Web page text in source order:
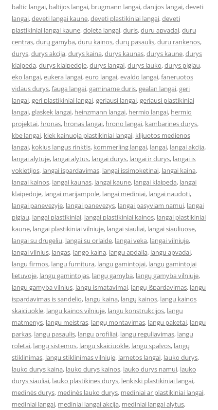
baltic langai, baltijos langai, brugmann langai,danijos langai,deveti
langai,deveti langai kaune,deveti plastikiniai langai,deveti
plastikiniai langai kaune,doleta langai,duris,duru apvadai,duru
centras,durų gamyba,duru kainos,durų pasaulis,duru rankenos,
durys,durys akcija,durys kaina,durys kaunas,durys kaune,durys
klaipeda,durys klaipedoje,durys langai,durys lauko,durys pigiau,
eko langai,eukera langai,euro langai,evaldo langai,faneruotos
vidaus durys,fauga langai,gaminame duris,gealan langai,geri
langai,geri plastikiniai langai,geriausi langai,geriausi plastikiniai
langai,glaskek langai, heinzmann langai, hermio langai, hermio
projektai, hronas, hronas langai, hrono langai, kambarines durys,
kbe langai, kiek kainuoja plastikiniai langai, klijuotos medienos
langai, kokius langus rinktis, kommerling langai, langai, langai akcija,
langai alytuje, langai alytus, langai durys, langai ir durys, langai is
vokietijos, langai ispardavimas, langai issimoketinai, langai kaina,
langai kainos, langai kaunas, langai kaune, langai klaipeda, langai
klaipedoje, langai marijampole, langai mediniai, langai naudoti,
langai panevezyje, langai panevezys, langai pasyviam namui, langai
pigiau, langai plastikiniai, langai plastikiniai kainos, langai plastikiniai
kaune, langai plastikiniai vilniuje, langai siauliai, langai siauliuose,
langai su drugeliu, langai su orlaide, langai veka, langai vilniuje,
langai vilnius, langas, lango kaina, langu apdaila, langu apvadai,
langu firmos, langu furnitura, langu gamintojai, langu gamintojai
lietuvoje, langu gamintojas, langų gamyba, langų gamyba vilniuje,
langu gamyba vilnius, langu ismatavimai, langų išpardavimas, langu
ispardavimas is sandelio, langu kaina, langų kainos, langu kainos
skaiciuokle, langu kainos vilniuje, langu konstrukcijos, langu
matmenys, langu meistras, langų montavimas, langu paketai, langu
parkas, langu pasaulis, langu profiliai, langu reguliavimas, langu
roletai, langų sistemos, langu skaiciuokle, langu spalvos, langų
stiklinimas, langu stiklinimas vilniuje, larnetos langai, lauko durys,
lauko durys kaina, lauko durys kainos, lauko durys namui, lauko
durys siauliai, lauko plastikines durys, lenkiski plastikiniai langai,
medinės durys, medinės lauko durys, mediniai ar plastikiniai langai,
mediniai langai, mediniai langai akcija, mediniai langai alytus,